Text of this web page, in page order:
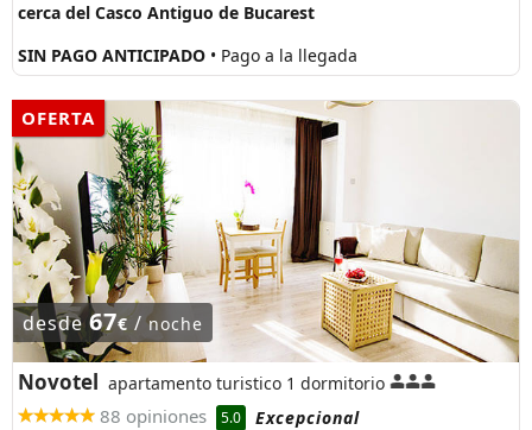
cerca del Casco Antiguo de Bucarest
SIN PAGO ANTICIPADO • Pago a la llegada
OFERTA
desde 67€/noche
Novotel apartamento turistico 1 dormitorio
88 opiniones 5.0
Excepcional